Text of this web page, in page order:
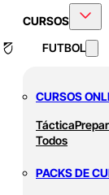
CURSOS
FUTBOL
CURSOS
Táctica
Todos
PACKS DE